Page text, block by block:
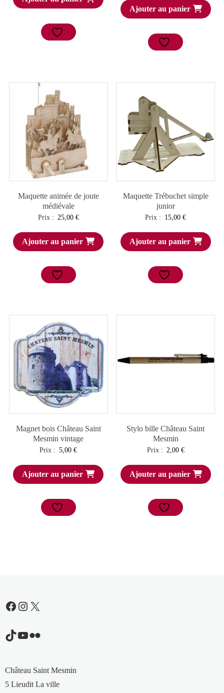
Ajouter au panier
Maquette animée de joute
médiévale
Prix : 25,00 €
Ajouter au panier
Maquette Trébuchet simple
junior
Prix : 15,00€
Ajouter au panier
Magnet bois Château Saint
Mesmin vintage
Prix : 5,00€
Ajouter au panier
Stylo bille Château Saint
Mesmin
Prix : 2,00 €
Ajouter au panier
Facebook
Instagram
X
TikTok
YouTube
Flickr
Château Saint Mesmin
5 Lieudit La ville